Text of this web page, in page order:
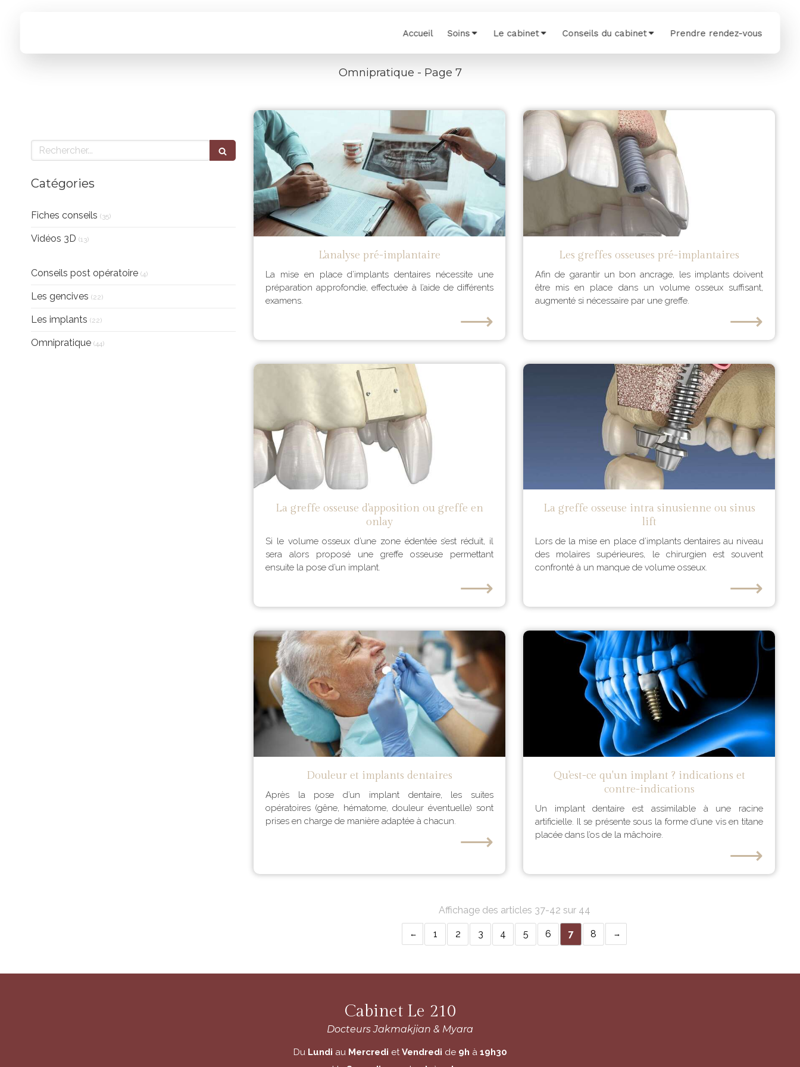
Accueil Soins Le cabinet Conseils du cabinet Prendre rendez-vous
Omnipratique - Page 7
L'analyse pré-implantaire
La mise en place d’implants dentaires nécessite une
préparation approfondie, effectuée à l’aide de différents
examens.
⟶
Les greffes osseuses pré-implantaires
Afin de garantir un bon ancrage, les implants doivent
être mis en place dans un volume osseux suffisant,
augmenté si nécessaire par une greffe.
⟶
La greffe osseuse d'apposition ou greffe en
onlay
Si le volume osseux d’une zone édentée s’est réduit, il
sera alors proposé une greffe osseuse permettant
ensuite la pose d’un implant.
⟶
La greffe osseuse intra sinusienne ou sinus
lift
Lors de la mise en place d’implants dentaires au niveau
des molaires supérieures, le chirurgien est souvent
confronté à un manque de volume osseux.
⟶
Douleur et implants dentaires
Après la pose d’un implant dentaire, les suites
opératoires (gêne, hématome, douleur éventuelle) sont
prises en charge de manière adaptée à chacun.
⟶
Qu'est-ce qu'un implant ? indications et
contre-indications
Un implant dentaire est assimilable à une racine
artificielle. Il se présente sous la forme d’une vis en titane
placée dans l’os de la mâchoire.
⟶
Affichage des articles 37-42 sur 44
1 2 3 4 5 6 7 8
Rechercher
Catégories
Fiches conseils (35)
Vidéos 3D (13)
Conseils post opératoire (4)Articles Count
Les gencives (22)Articles Count
Les implants (22)Articles Count
Omnipratique (44)Articles Count
Cabinet Le 210
Docteurs Jakmakjian & Myara
Du Lundi au Mercredi etVendredi de 9h à 19h30